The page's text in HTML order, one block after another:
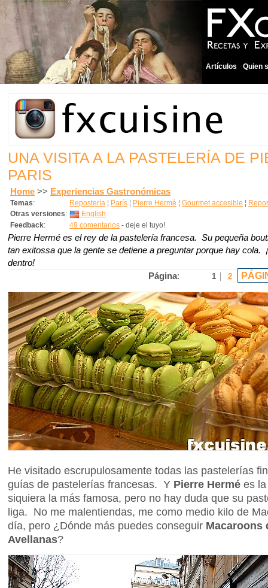
Artículos Quien
UNA VISITA A LA PASTELERÍA DE
PARIS
Home >> Experiencias Gastronómicas
Temas: Repostería ¦ París ¦ Pierre Hermé ¦ Gourmet accesible ¦
Otras versiones:
English
Feedback: 49 comentarios - deje el tuyo!
Pierre Hermé es el rey de la pastelería francesa. Su pequeña
tan exitossa que la gente se detiene a preguntar porque hay cola.
dentro!
Página: 1 2
He visitado escrupulosamente todas las pastelerías
guías de pastelerías francesas. Y Pierre Hermé es
siquiera la más famosa, pero no hay duda que su
liga. No me malentiendas, me como medio kilo de
día, pero ¿Dónde más puedes conseguir Macaroons
Avellanas?